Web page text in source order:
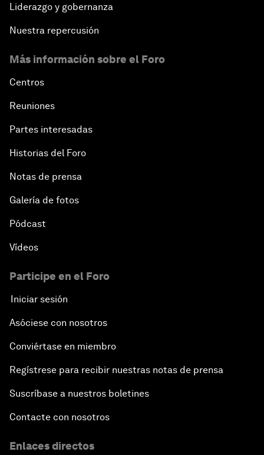
Liderazgo y gobernanza
Nuestra repercusión
Más información sobre el Foro
Centros
Reuniones
Partes interesadas
Historias del Foro
Notas de prensa
Galería de fotos
Pódcast
Vídeos
Participe en el Foro
Iniciar sesión
Asóciese con nosotros
Conviértase en miembro
Regístrese para recibir nuestras notas de prensa
Suscríbase a nuestros boletines
Contacte con nosotros
Enlaces directos